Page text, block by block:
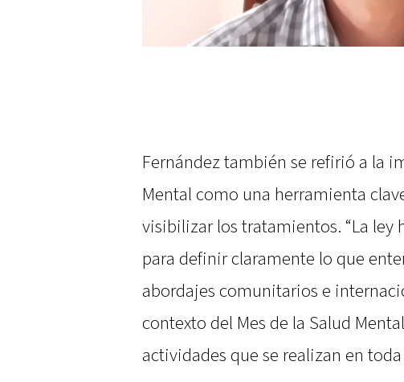
Fernández también se refirió a la
Mental como una herramienta
visibilizar los tratamientos. “La ley
para definir claramente lo que
abordajes comunitarios e
contexto del Mes de la Salud
actividades que se realizan en